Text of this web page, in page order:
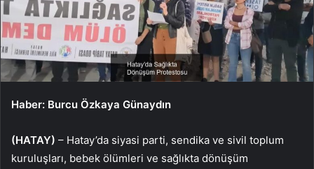
Haber: Burcu Özkaya Günaydın
(HATAY) – Hatay’da siyasi parti, sendika ve sivil toplum
kuruluşları, bebek ölümleri ve sağlıkta dönüşüm